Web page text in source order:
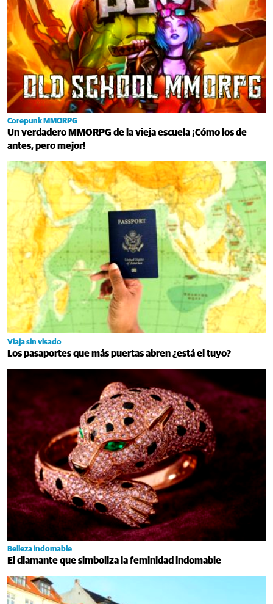
Corepunk MMORPG
Un verdadero MMORPG de la vieja escuela ¡Cómo los de
antes, pero mejor!
Viaja sin visado
Los pasaportes que más puertas abren ¿está el tuyo?
Belleza indomable
El diamante que simboliza la feminidad indomable